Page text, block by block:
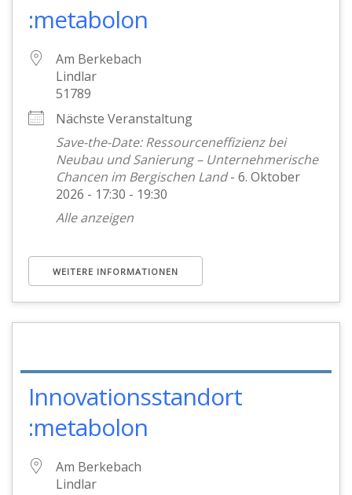
:metabolon
Am Berkebach
Lindlar
51789
Nächste Veranstaltung
Save-the-Date: Ressourceneffizienz bei
Neubau und Sanierung – Unternehmerische
Chancen im Bergischen Land- 6. Oktober
2026 - 17:30 - 19:30
Alle anzeigen
WEITERE INFORMATIONEN
Innovationsstandort
:metabolon
Am Berkebach
Lindlar